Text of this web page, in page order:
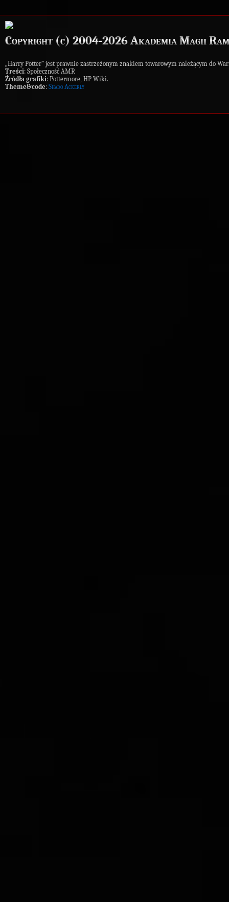
Copyright (c) 2004-2026 Akademia Magii
„Harry Potter” jest prawnie zastrzeżonym znakiem towarowym należącym do
Treści: Społeczność AMR
Źródła grafiki: Pottermore, HP Wiki.
Theme&code: Shado Ackerly